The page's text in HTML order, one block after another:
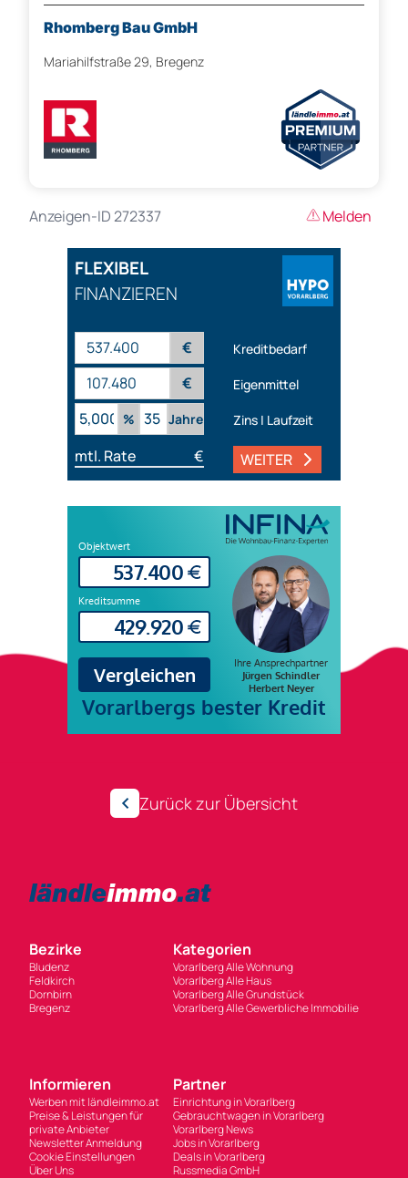
Rhomberg Bau GmbH
Mariahilfstraße 29, Bregenz
Anzeigen-ID 272337 Melden
FLEXIBEL
FINANZIEREN
€ Kreditbedarf
€
Eigenmittel
%
Jahre Zins | Laufzeit
mtl. Rate € WEITER
Zurück zur Übersicht
Bezirke
Bludenz
Feldkirch
Dornbirn
Bregenz
Kategorien
Vorarlberg Alle Wohnung
Vorarlberg Alle Haus
Vorarlberg Alle Grundstück
Vorarlberg Alle Gewerbliche Immobilie
Informieren
Werben mit ländleimmo.at
Preise & Leistungen für
private Anbieter
Newsletter Anmeldung
Cookie Einstellungen
Über Uns
Partner
Einrichtung in Vorarlberg
Gebrauchtwagen in Vorarlberg
Vorarlberg News
Jobs in Vorarlberg
Deals in Vorarlberg
Russmedia GmbH